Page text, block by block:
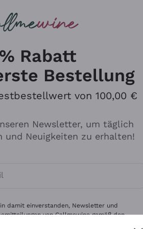
Gavi
Rabatt
Bestellung
von 100,00 €
Newsletter, um täglich
und Neuigkeiten zu erhalten!
Einwilligungen zum Erhalt von
damit einverstanden, Newsletter und
von Callmewine gemäß den -